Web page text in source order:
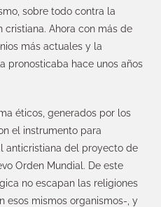
sobre todo contra la
cristiana. Ahora con más de
más actuales y la
pronosticaba hace unos años
éticos, generados por los
el instrumento para
anticristiana del proyecto de
Orden Mundial. De este
no escapan las religiones
esos mismos organismos-, y